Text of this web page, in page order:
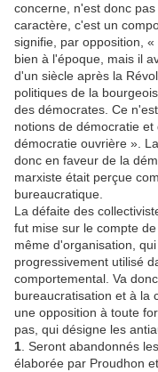
concerne, n'est donc
caractère, c'est un
signifie, par opposition,
bien à l'époque, mais il
d'un siècle après la
politiques de la
des démocrates. Ce
notions de démocratie
démocratie ouvrière ».
donc en faveur de la
marxiste était perçue
bureaucratique.
La défaite des
fut mise sur le compte
même d'organisation,
progressivement utilisé
comportemental. Va
bureaucratisation et à la
une opposition à toute
pas, qui désigne les
1 . Seront abandonnés
élaborée par Proudhon